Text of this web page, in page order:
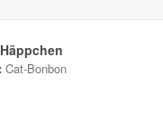
Cat-Bonbon